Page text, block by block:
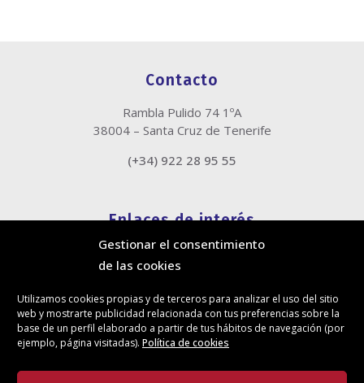
Gestionar el consentimiento
de las cookies
Utilizamos cookies propias y de terceros para analizar el uso del sitio
web y mostrarte publicidad relacionada con tus preferencias sobre la
base de un perfil elaborado a partir de tus hábitos de navegación (por
ejemplo, página visitadas). Política de cookies
Contacto
Rambla Pulido 74 1ºA
38004 – Santa Cruz de Tenerife
(+34) 922 28 95 55
Enlaces de interés
Política de cookies
Política de privacidad
Canal de denuncias
Protección de privacidad en redes sociales